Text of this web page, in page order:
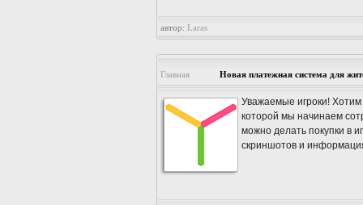
автор: Laras
Главная Новая платежная система для
Уважаемые игроки!
которой мы начинаем
можно делать покупки в
скриншотов и